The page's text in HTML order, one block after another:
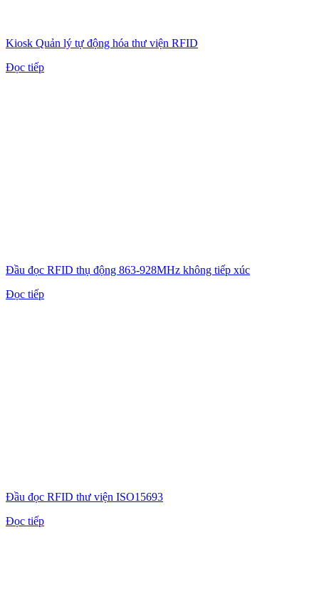
Kiosk Quản lý tự động hóa thư viện RFID
Đọc tiếp
Đầu đọc RFID thụ động 863-928MHz không tiếp xúc
Đọc tiếp
Đầu đọc RFID thư viện ISO15693
Đọc tiếp